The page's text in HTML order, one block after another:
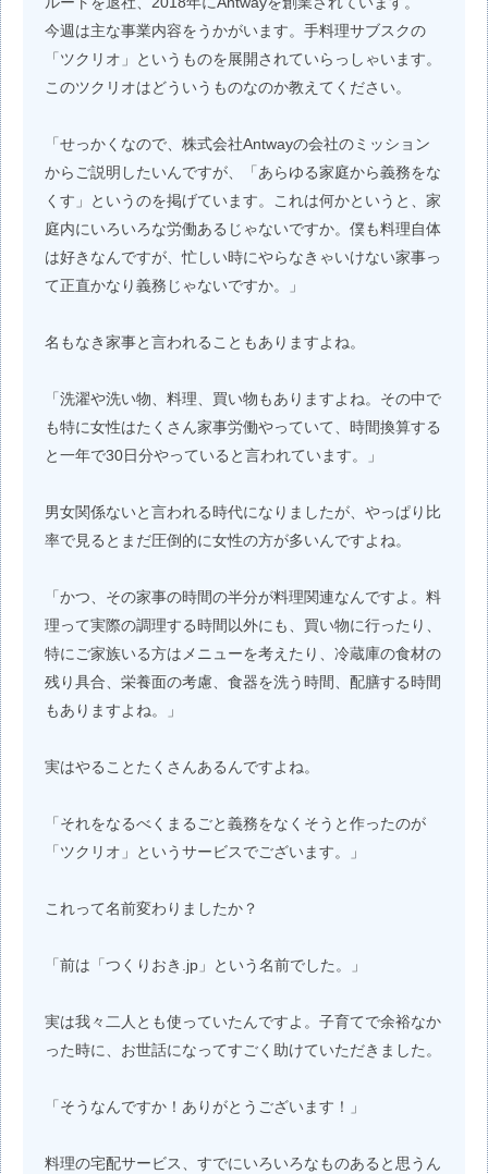
今週は主な事業内容をうかがいます。手料理サブスクの
「ツクリオ」というものを展開されていらっしゃいます。
このツクリオはどういうものなのか教えてください。
「せっかくなので、株式会社Antwayの会社のミッション
からご説明したいんですが、「あらゆる家庭から義務をな
くす」というのを掲げています。これは何かというと、家
庭内にいろいろな労働あるじゃないですか。僕も料理自体
は好きなんですが、忙しい時にやらなきゃいけない家事っ
て正直かなり義務じゃないですか。」
名もなき家事と言われることもありますよね。
「洗濯や洗い物、料理、買い物もありますよね。その中で
も特に女性はたくさん家事労働やっていて、時間換算する
と一年で30日分やっていると言われています。」
男女関係ないと言われる時代になりましたが、やっぱり比
率で見るとまだ圧倒的に女性の方が多いんですよね。
「かつ、その家事の時間の半分が料理関連なんですよ。料
理って実際の調理する時間以外にも、買い物に行ったり、
特にご家族いる方はメニューを考えたり、冷蔵庫の食材の
残り具合、栄養面の考慮、食器を洗う時間、配膳する時間
もありますよね。」
実はやることたくさんあるんですよね。
「それをなるべくまるごと義務をなくそうと作ったのが
「ツクリオ」というサービスでございます。」
これって名前変わりましたか？
「前は「つくりおき.jp」という名前でした。」
実は我々二人とも使っていたんですよ。子育てで余裕なか
った時に、お世話になってすごく助けていただきました。
「そうなんですか！ありがとうございます！」
料理の宅配サービス、すでにいろいろなものあると思うん